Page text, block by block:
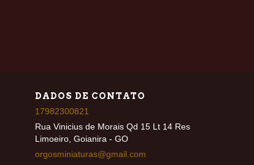
DADOS DE CONTATO
17982300821
Rua Vinicius de Morais Qd 15 Lt 14 Res
Limoeiro, Goianira - GO
orgosminiaturas@gmail.com